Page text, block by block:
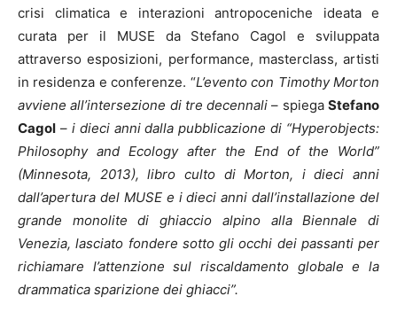
crisi climatica e interazioni antropoceniche ideata e
curata per il MUSE da Stefano Cagol e sviluppata
attraverso esposizioni, performance, masterclass, artisti
in residenza e conferenze. “L’evento con Timothy Morton
avviene all’intersezione di tre decennali – spiegaStefano
Cagol –i dieci anni dalla pubblicazione di “Hyperobjects:
Philosophy and Ecology after the End of the World”
(Minnesota, 2013), libro culto di Morton, i dieci anni
dall’apertura del MUSE e i dieci anni dall’installazione del
grande monolite di ghiaccio alpino alla Biennale di
Venezia, lasciato fondere sotto gli occhi dei passanti per
richiamare l’attenzione sul riscaldamento globale e la
drammatica sparizione dei ghiacci”.